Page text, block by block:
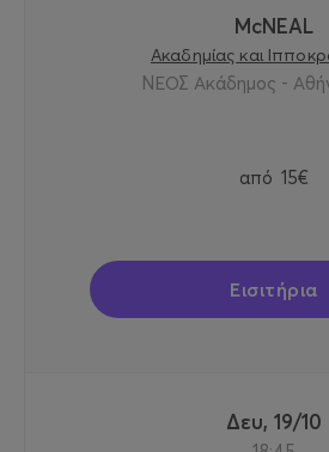
McNEAL
Ακαδημίας και
ΝΕΟΣ Ακάδημος -
από 15€
Εισιτήρια
Δευ, 19/10